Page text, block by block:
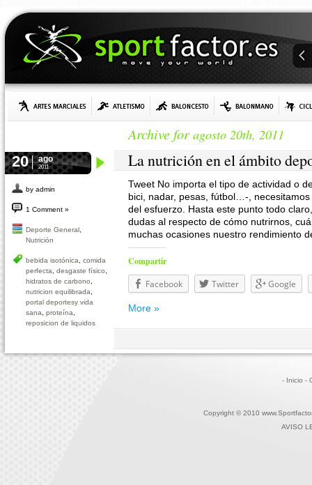
Archive foragosto 20th, 2011
20 ago
2011
by admin
1 Comment »
Deporte General
Nutrición
bebida isotónica
comida
perfecta
desgaste físico
hidratos de carbono
nutricion equilibrada
portal deportesy vida
sana
proteína
reposicion de liquidos
La nutrición en el ámbito
Tweet No importa el tipo de actividad o
bici, nadar, pesas, fútbol…-,
del esfuerzo. Hasta este punto todo
dudas al respecto de cómo nutrirnos,
muchas ocasiones nuestro rendimiento
Compartir
Facebook
Twitter Google
More »
- Inicio -
Copyright © 2010
AVISO